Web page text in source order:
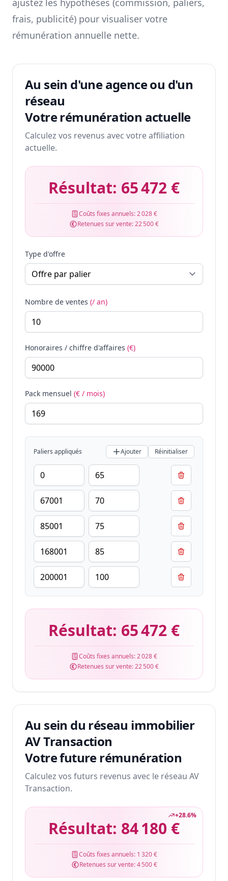
ajustez les hypothèses (commission, paliers,
frais, publicité) pour visualiser votre
rémunération annuelle nette.
Au sein d'une agence ou d'un
réseau
Votre rémunération actuelle
Calculez vos revenus avec votre affiliation
actuelle.
Résultat: 65 472 €
Coûts fixes annuels:2 028 €
Retenues sur vente:22 500 €
Type d'offre
Nombre de ventes (/ an)
Honoraires / chiffre d'affaires (€)
Pack mensuel (€ / mois)
Paliers appliqués Ajouter Réinitialiser
Résultat: 65 472 €
Coûts fixes annuels:2 028 €
Retenues sur vente:22 500 €
Au sein du réseau immobilier
AV Transaction
Votre future rémunération
Calculez vos futurs revenus avec le réseau AV
Transaction.
+28.6%
Résultat: 84 180 €
Coûts fixes annuels: 1 320 €
Retenues sur vente:4 500 €